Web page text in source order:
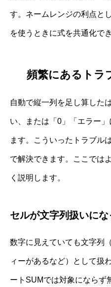
す。ネームレンジの利点と
を使うときに式を共通化で
頻繁にあるトラ
自動で縦一列を足し算した
い、または「0」「エラー
ます。こういったトラブル
で解決できます。ここでは
く説明します。
セルが文字列扱いにな
数字に見えていても文字列
ィーがあるなど）として扱
ートSUMでは対象にならず